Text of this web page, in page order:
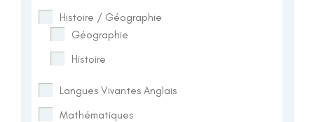
Histoire / Géographie
Géographie
Histoire
Langues Vivantes Anglais
Mathématiques